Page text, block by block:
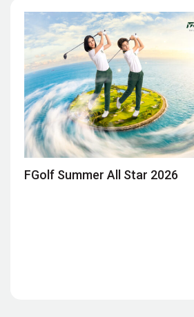
FGolf Summer All Star 2026